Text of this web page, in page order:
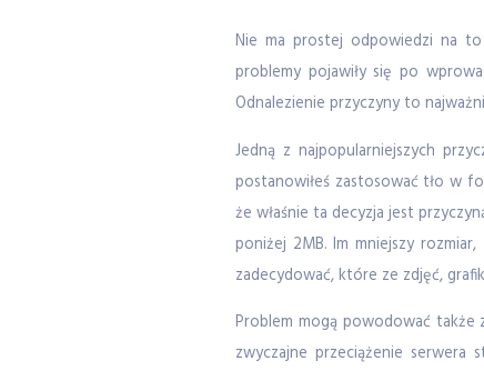
Nie ma prostej odpowiedzi na
problemy pojawiły się po
Odnalezienie przyczyny to
Jedną z najpopularniejszych
postanowiłeś zastosować tło w
że właśnie ta decyzja jest
poniżej 2MB. Im mniejszy
zadecydować, które ze zdjęć,
Problem mogą powodować
zwyczajne przeciążenie